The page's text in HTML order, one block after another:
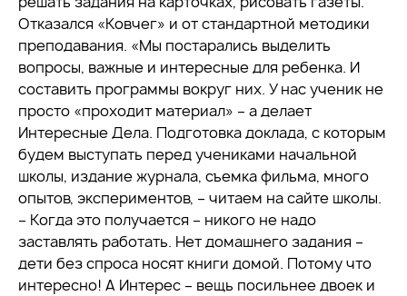
Отказался «Ковчег» и от стандартной методики
преподавания. «Мы постарались выделить
вопросы, важные и интересные для ребенка. И
составить программы вокруг них. У нас ученик не
просто «проходит материал» – а делает
Интересные Дела. Подготовка доклада, с которым
будем выступать перед учениками начальной
школы, издание журнала, съемка фильма, много
опытов, экспериментов, – читаем на сайте школы.
– Когда это получается – никого не надо
заставлять работать. Нет домашнего задания –
дети без спроса носят книги домой. Потому что
интересно! А Интерес – вещь посильнее двоек и